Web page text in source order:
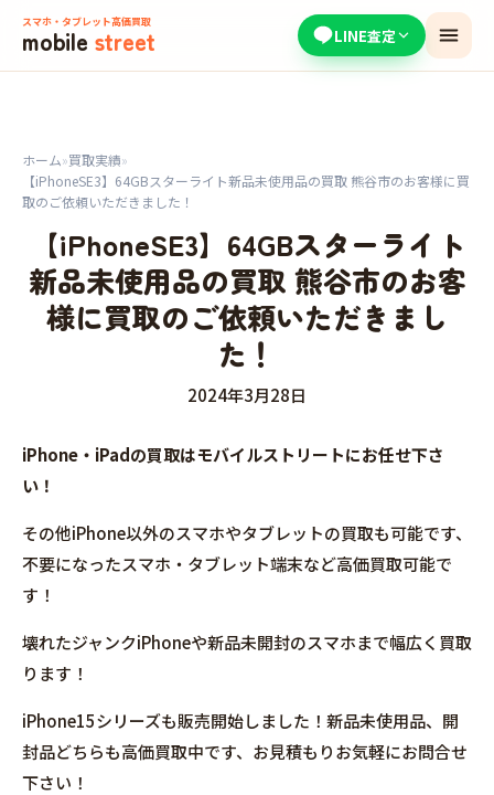
スマホ・タブレット高価買取
mobile street LINE査定
ホーム»買取実績»
【iPhoneSE3】64GBスターライト新品未使用品の買取 熊谷市のお客様に買
取のご依頼いただきました！
【iPhoneSE3】64GBスターライト
新品未使用品の買取 熊谷市のお客
様に買取のご依頼いただきまし
た！
2024年3月28日
iPhone・iPadの買取はモバイルストリートにお任せ下さ
い！
その他iPhone以外のスマホやタブレットの買取も可能です、
不要になったスマホ・タブレット端末など高価買取可能で
す！
壊れたジャンクiPhoneや新品未開封のスマホまで幅広く買取
ります！
iPhone15シリーズも販売開始しました！新品未使用品、開
封品どちらも高価買取中です、お見積もりお気軽にお問合せ
下さい！